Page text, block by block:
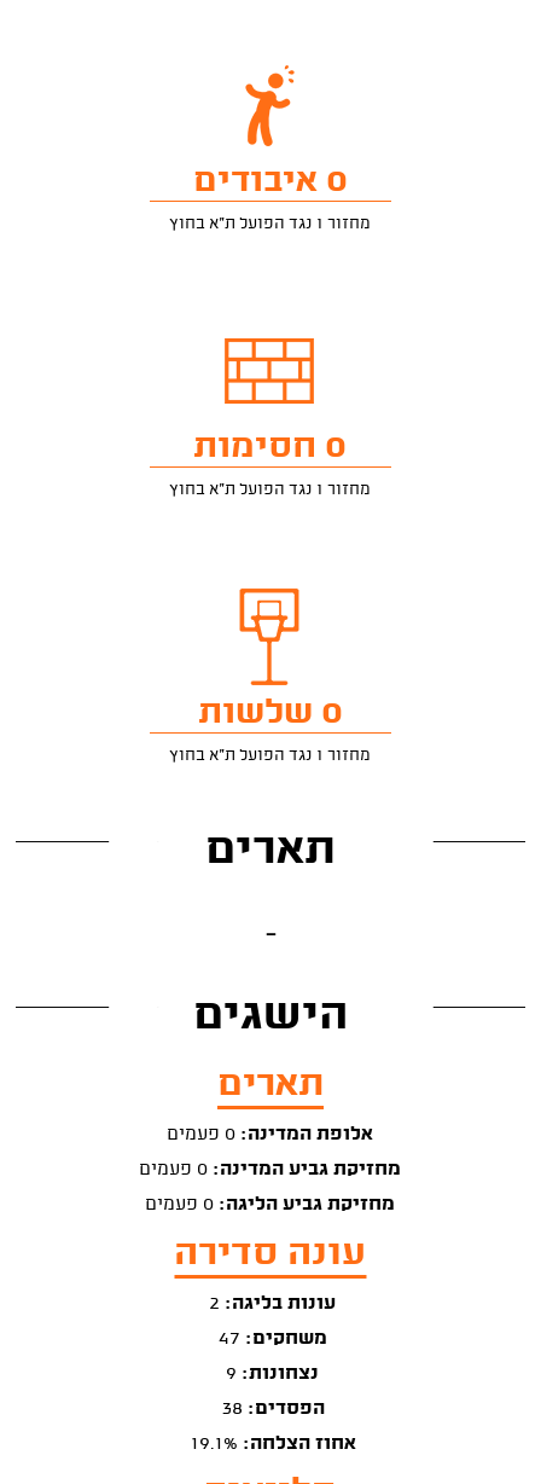
0 איבודים
מחזור 1 נגד הפועל ת"א בחוץ
0 חסימות
מחזור 1 נגד הפועל ת"א בחוץ
0 שלשות
מחזור 1 נגד הפועל ת"א בחוץ
תארים
-
הישגים
תארים
אלופת המדינה:
מחזיקת גביע המדינה:
מחזיקת גביע הליגה:
עונה סדירה
עונות בליגה:
משחקים:
נצחונות:
הפסדים:
אחוז הצלחה: